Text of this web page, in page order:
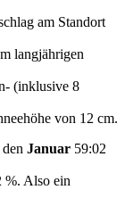
am Standort
langjährigen
(inklusive 8
von 12 cm.
Januar 59:02
%. Also ein